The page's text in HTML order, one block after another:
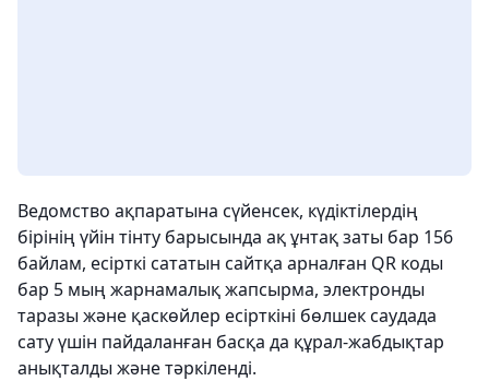
Ведомство ақпаратына сүйенсек, күдіктілердің
бірінің үйін тінту барысында ақ ұнтақ заты бар 156
байлам, есірткі сататын сайтқа арналған QR коды
бар 5 мың жарнамалық жапсырма, электронды
таразы және қаскөйлер есірткіні бөлшек саудада
сату үшін пайдаланған басқа да құрал-жабдықтар
анықталды және тәркіленді.